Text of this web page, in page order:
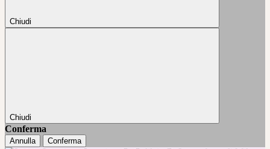
Chiudi
Chiudi
Conferma
Annulla Conferma